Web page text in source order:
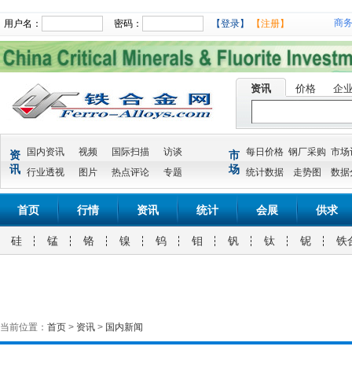
用户名： 密码： 【登录】 【注册】 商
资讯 价格 企
资
讯
国内资讯 视频 国际扫描
访谈
行业透视
图片 热点评论 专题
市
场
每日价格 钢厂采购 市场
统计数据
走势图 数据
首页 行情 资讯 统计 会展 供求
硅 锰 铬 镍 钨 钼 钒 钛 铌 铁
当前位置： 首页 > 资讯 > 国内新闻